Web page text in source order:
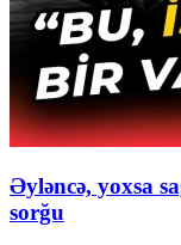
Əyləncə, yoxsa
sorğu